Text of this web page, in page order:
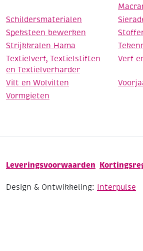
Schildersmaterialen
Speksteen bewerken
Strijkkralen Hama
Textielverf, Textielstiften
en Textielverharder
Verf
Vilt en Wolvilten
Vormgieten
Leveringsvoorwaarden
Design & Ontwikkeling: Interpulse